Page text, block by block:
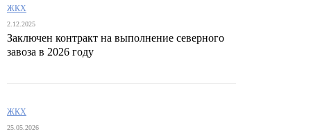
ЖКХ
2.12.2025
Заключен контракт на выполнение северного
завоза в 2026 году
ЖКХ
25.05.2026